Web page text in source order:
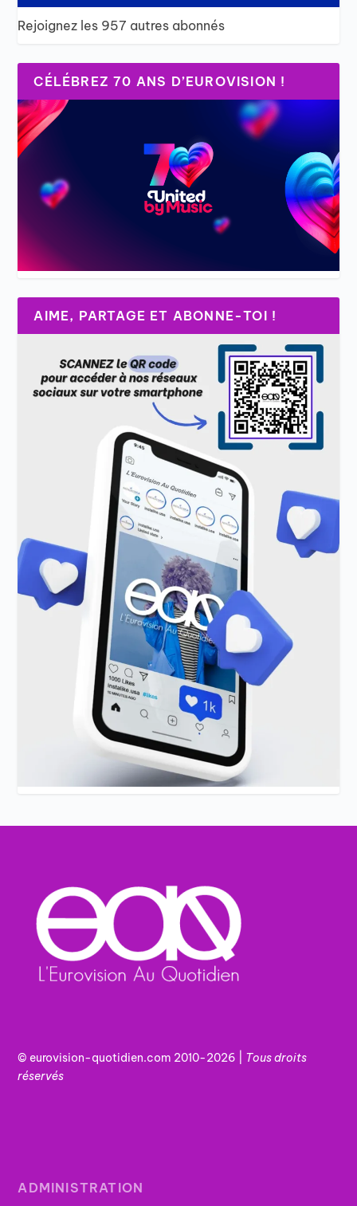
Rejoignez les 957 autres abonnés
CÉLÉBREZ 70 ANS D’EUROVISION !
AIME, PARTAGE ET ABONNE-TOI !
© eurovision-quotidien.com 2010-2026 | Tousdroits
réservés
ADMINISTRATION